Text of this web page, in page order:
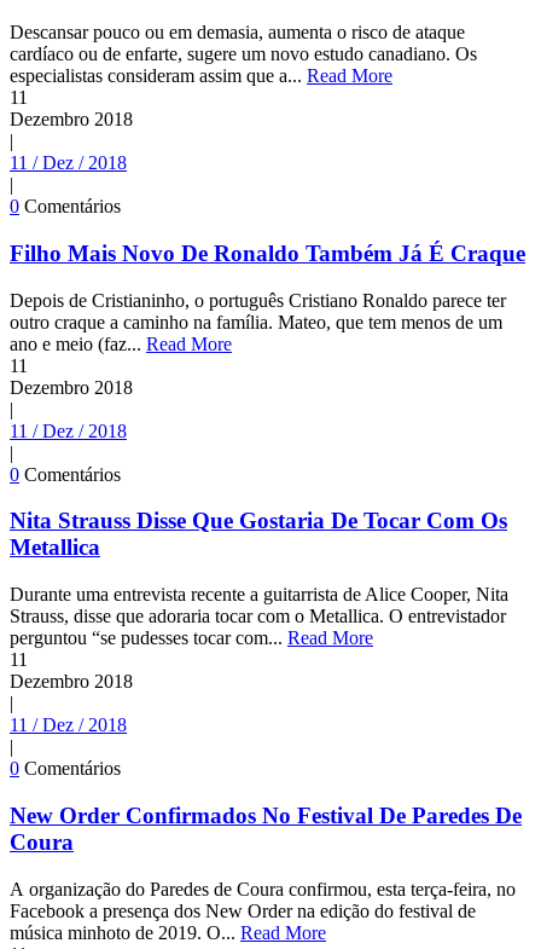
Descansar pouco ou em demasia, aumenta o risco de ataque
cardíaco ou de enfarte, sugere um novo estudo canadiano. Os
especialistas consideram assim que a... Read More
11
Dezembro 2018
|
11 / Dez / 2018
|
0 Comentários
Filho Mais Novo De Ronaldo Também Já É Craque
Depois de Cristianinho, o português Cristiano Ronaldo parece ter
outro craque a caminho na família. Mateo, que tem menos de um
ano e meio (faz... Read More
11
Dezembro 2018
|
11 / Dez / 2018
|
0 Comentários
Nita Strauss Disse Que Gostaria De Tocar Com Os
Metallica
Durante uma entrevista recente a guitarrista de Alice Cooper, Nita
Strauss, disse que adoraria tocar com o Metallica. O entrevistador
perguntou “se pudesses tocar com... Read More
11
Dezembro 2018
|
11 / Dez / 2018
|
0 Comentários
New Order Confirmados No Festival De Paredes De
Coura
A organização do Paredes de Coura confirmou, esta terça-feira, no
Facebook a presença dos New Order na edição do festival de
música minhoto de 2019. O... Read More